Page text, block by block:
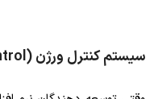
سیستم کنترل ورژن (Version Control)